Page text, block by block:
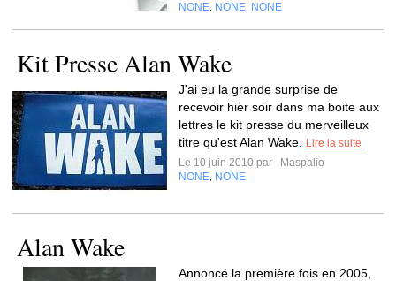
NONE NONE NONE
Kit Presse Alan Wake
J'ai eu la grande surprise de
recevoir hier soir dans ma boite aux
lettres le kit presse du merveilleux
titre qu'est Alan Wake.
Lire la suite
Le 10 juin 2010 par
Maspalio
NONE NONE
Alan Wake
Annoncé la première fois en 2005,